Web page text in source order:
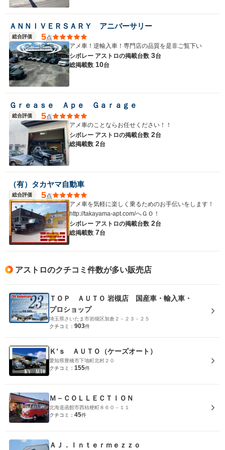
ＡＮＮＩＶＥＲＳＡＲＹ アニバーサリー
総合評価 5点
アメ車！逆輸入車！専門店の品質を是非ご覧下い
シボレー アストロの掲載台数 3台
総掲載数 10台
Ｇｒｅａｓｅ Ａｐｅ Ｇａｒａｇｅ
総合評価 5点
アメ車のことならお任せください！！
シボレー アストロの掲載台数 2台
総掲載数 2台
（有）タカヤマ自動車
総合評価 5点
アメ車を気軽に楽しく乗るためのお手伝いをします！
http://takayama-apt.com/へＧＯ！
シボレー アストロの掲載台数 2台
総掲載数 7台
アストロのクチコミ件数が多い販売店
ＴＯＰ ＡＵＴＯ 岩槻店 国産車・輸入車・
プロショップ
埼玉県さいたま市岩槻区加倉２－２３－２５
クチコミ： 903件
Ｋ’ｓ ＡＵＴＯ（ケーズオート）
愛知県豊橋市下地町北村２０
クチコミ： 155件
Ｍ－ＣＯＬＬＥＣＴＩＯＮ
北海道函館市西桔梗町８６０－１１
クチコミ： 45件
ＡＪ．Ｉｎｔｅｒｍｅｚｚｏ